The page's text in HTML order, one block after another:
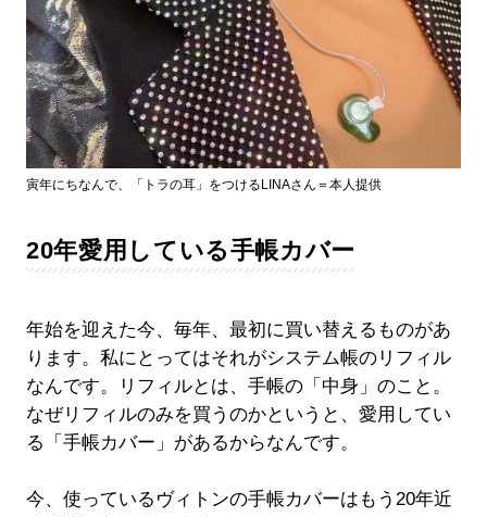
寅年にちなんで、「トラの耳」をつけるLINAさん＝本人提供
20年愛用している手帳カバー
年始を迎えた今、毎年、最初に買い替えるものがあ
ります。私にとってはそれがシステム帳のリフィル
なんです。リフィルとは、手帳の「中身」のこと。
なぜリフィルのみを買うのかというと、愛用してい
る「手帳カバー」があるからなんです。
今、使っているヴィトンの手帳カバーはもう20年近